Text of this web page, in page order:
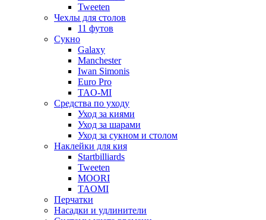
Tweeten
Чехлы для столов
11 футов
Сукно
Galaxy
Manchester
Iwan Simonis
Euro Pro
TAO-MI
Средства по уходу
Уход за киями
Уход за шарами
Уход за сукном и столом
Наклейки для кия
Startbilliards
Tweeten
MOORI
TAOMI
Перчатки
Насадки и удлинители